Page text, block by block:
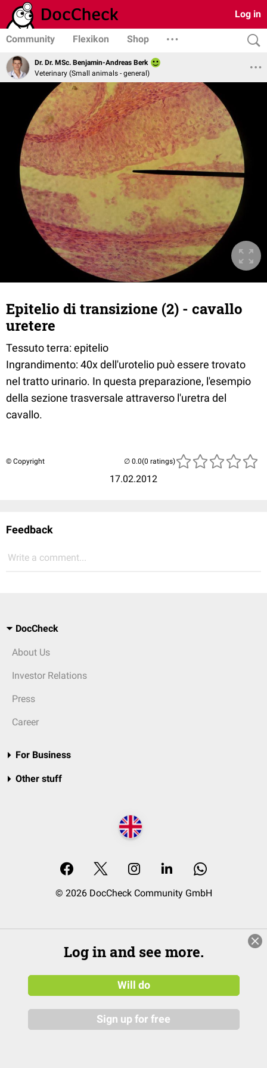
Log in
Community Flexikon Shop
Dr. Dr. MSc. Benjamin-Andreas Berk
Veterinary (Small animals - general)
Epitelio di transizione (2) - cavallo
uretere
Tessuto terra: epitelio
Ingrandimento: 40x dell'urotelio può essere trovato
nel tratto urinario. In questa preparazione, l'esempio
della sezione trasversale attraverso l'uretra del
cavallo.
© Copyright
17.02.2012
(0 ratings)
Feedback
Write a comment...
DocCheck
About Us
Investor Relations
Press
Career
For Business
Other stuff
© 2026 DocCheck Community GmbH
Log in and see more.
Will do
Sign up for free